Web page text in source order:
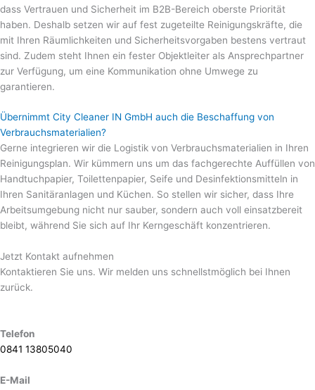
dass Vertrauen und Sicherheit im B2B-Bereich oberste Priorität
haben. Deshalb setzen wir auf fest zugeteilte Reinigungskräfte, die
mit Ihren Räumlichkeiten und Sicherheitsvorgaben bestens vertraut
sind. Zudem steht Ihnen ein fester Objektleiter als Ansprechpartner
zur Verfügung, um eine Kommunikation ohne Umwege zu
garantieren.
Übernimmt City Cleaner IN GmbH auch die Beschaffung von
Verbrauchsmaterialien?
Gerne integrieren wir die Logistik von Verbrauchsmaterialien in Ihren
Reinigungsplan. Wir kümmern uns um das fachgerechte Auffüllen von
Handtuchpapier, Toilettenpapier, Seife und Desinfektionsmitteln in
Ihren Sanitäranlagen und Küchen. So stellen wir sicher, dass Ihre
Arbeitsumgebung nicht nur sauber, sondern auch voll einsatzbereit
bleibt, während Sie sich auf Ihr Kerngeschäft konzentrieren.
Jetzt Kontakt aufnehmen
Kontaktieren Sie uns. Wir melden uns schnellstmöglich bei Ihnen
zurück.
Telefon
0841 13805040
E-Mail